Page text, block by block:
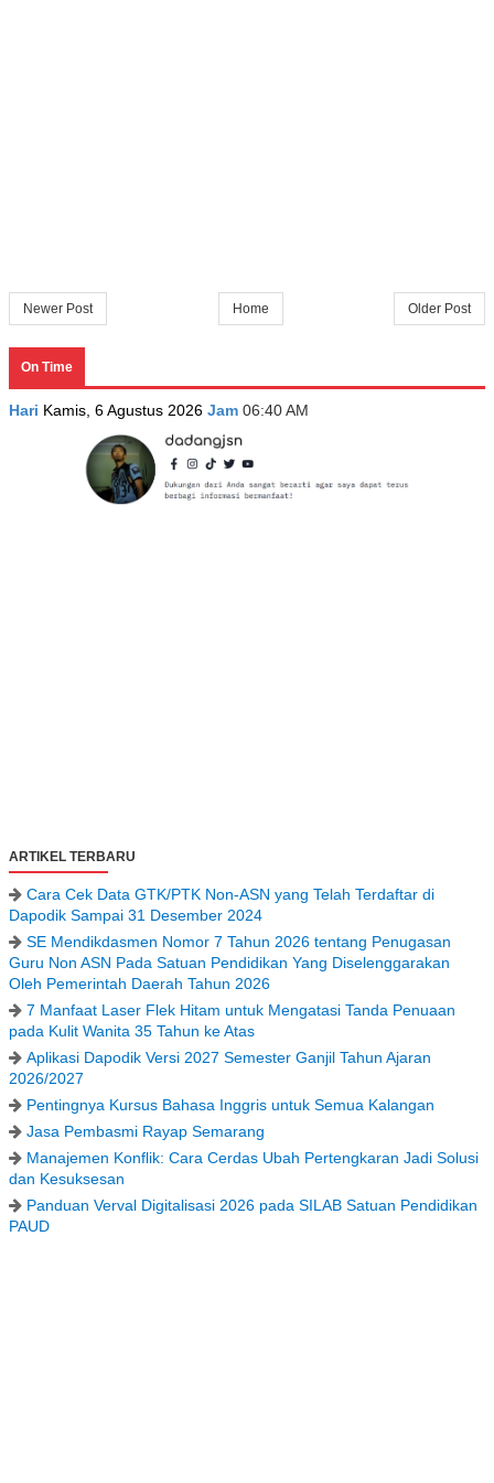
Newer Post Older Post
Home
On Time
Hari Kamis, 6 Agustus 2026 Jam 06:40 AM
ARTIKEL TERBARU
Cara Cek Data GTK/PTK Non-ASN yang Telah Terdaftar di
Dapodik Sampai 31 Desember 2024
SE Mendikdasmen Nomor 7 Tahun 2026 tentang Penugasan
Guru Non ASN Pada Satuan Pendidikan Yang Diselenggarakan
Oleh Pemerintah Daerah Tahun 2026
7 Manfaat Laser Flek Hitam untuk Mengatasi Tanda Penuaan
pada Kulit Wanita 35 Tahun ke Atas
Aplikasi Dapodik Versi 2027 Semester Ganjil Tahun Ajaran
2026/2027
Pentingnya Kursus Bahasa Inggris untuk Semua Kalangan
Jasa Pembasmi Rayap Semarang
Manajemen Konflik: Cara Cerdas Ubah Pertengkaran Jadi Solusi
dan Kesuksesan
Panduan Verval Digitalisasi 2026 pada SILAB Satuan Pendidikan
PAUD